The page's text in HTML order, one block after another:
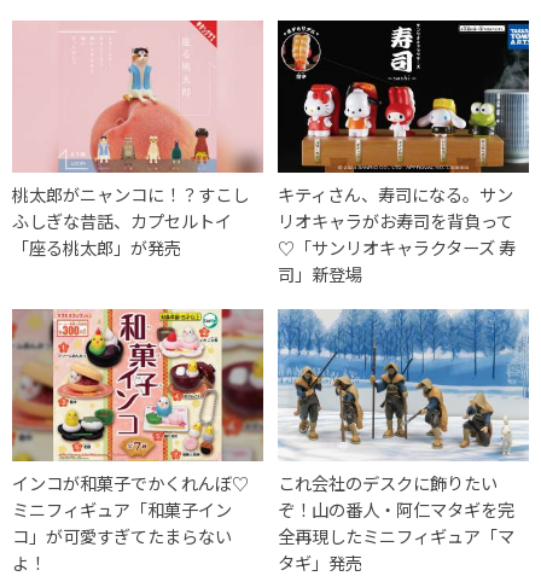
桃太郎がニャンコに！？すこし
ふしぎな昔話、カプセルトイ
「座る桃太郎」が発売
キティさん、寿司になる。サン
リオキャラがお寿司を背負って
♡「サンリオキャラクターズ 寿
司」新登場
インコが和菓子でかくれんぼ♡
ミニフィギュア「和菓子イン
コ」が可愛すぎてたまらない
よ！
これ会社のデスクに飾りたい
ぞ！山の番人・阿仁マタギを完
全再現したミニフィギュア「マ
タギ」発売